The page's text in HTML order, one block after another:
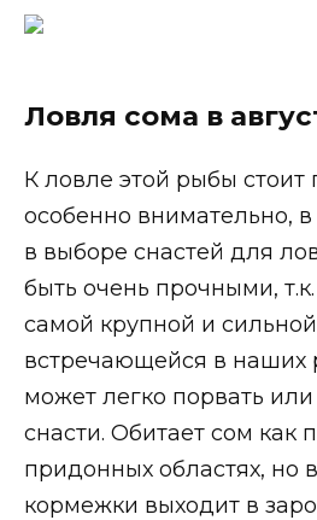
Ловля сома в
К ловле этой рыбы стоит
особенно внимательно,
в выборе снастей для
быть очень прочными,
самой крупной и
встречающейся в наших
может легко порвать
снасти. Обитает сом как
придонных областях, но
кормежки выходит в